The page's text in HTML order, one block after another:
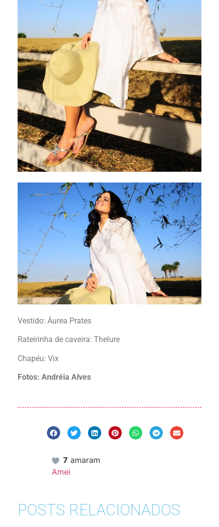
Vestido: Áurea Prates
Rateirinha de caveira: Thelure
Chapéu: Vix
Fotos: Andréia Alves
7 amaram
Amei
POSTS RELACIONADOS